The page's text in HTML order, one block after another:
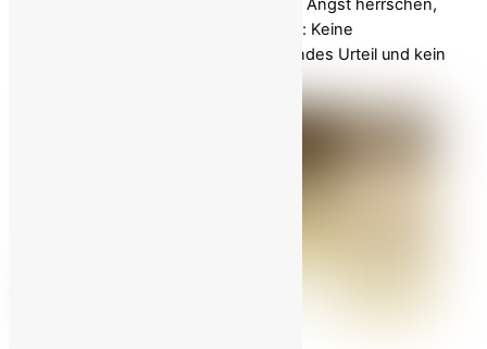
irgendwann auf eine einfache Wahrheit: Keine
Gefängnismauer, kein vorab feststehendes Urteil und kein